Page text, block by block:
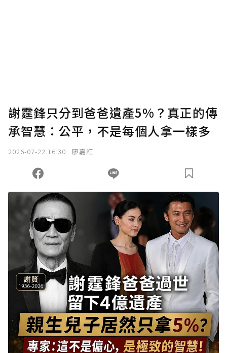
謝霆鋒只分到爸爸遺產5%？真正的傳
承智慧：公平，不是每個人拿一樣多
2026-07-22 16:30 廖嘉紅